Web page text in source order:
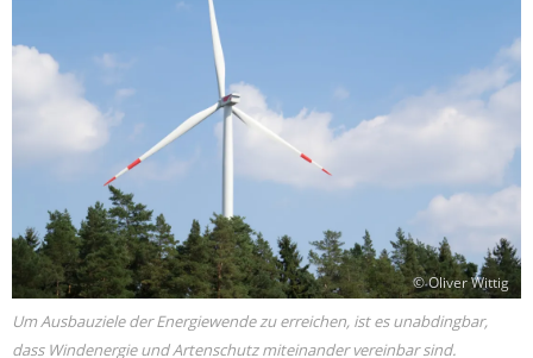
© Oliver Wittig
Um Ausbauziele der Energiewende zu erreichen, ist es unabdingbar,
dass Windenergie und Artenschutz miteinander vereinbar sind.